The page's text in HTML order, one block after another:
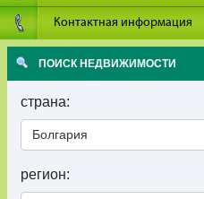
Контактная информация
ПОИСК НЕДВИЖИМОСТИ
страна:
Болгария
регион: